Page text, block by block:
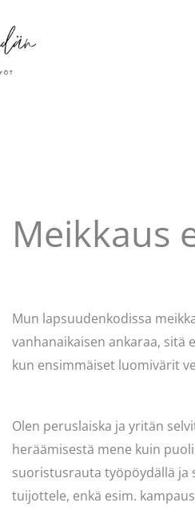
Meikkaus
Mun lapsuudenkodissa
vanhanaikaisen ankaraa, sitä
kun ensimmäiset luomivärit
Olen peruslaiska ja yritän
heräämisestä mene kuin
suoristusrauta työpöydällä ja
tuijottele, enkä esim.